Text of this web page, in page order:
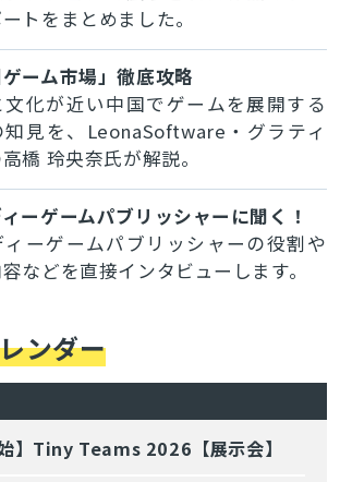
トをまとめました。
ゲーム市場」徹底攻略
文化が近い中国でゲームを展開する
知見を、LeonaSoftware・グラティ
橋 玲央奈氏が解説。
ーゲームパブリッシャーに聞く！
ィーゲームパブリッシャーの役割や
などを直接インタビューします。
ンダー
始】Tiny Teams 2026【展示会】